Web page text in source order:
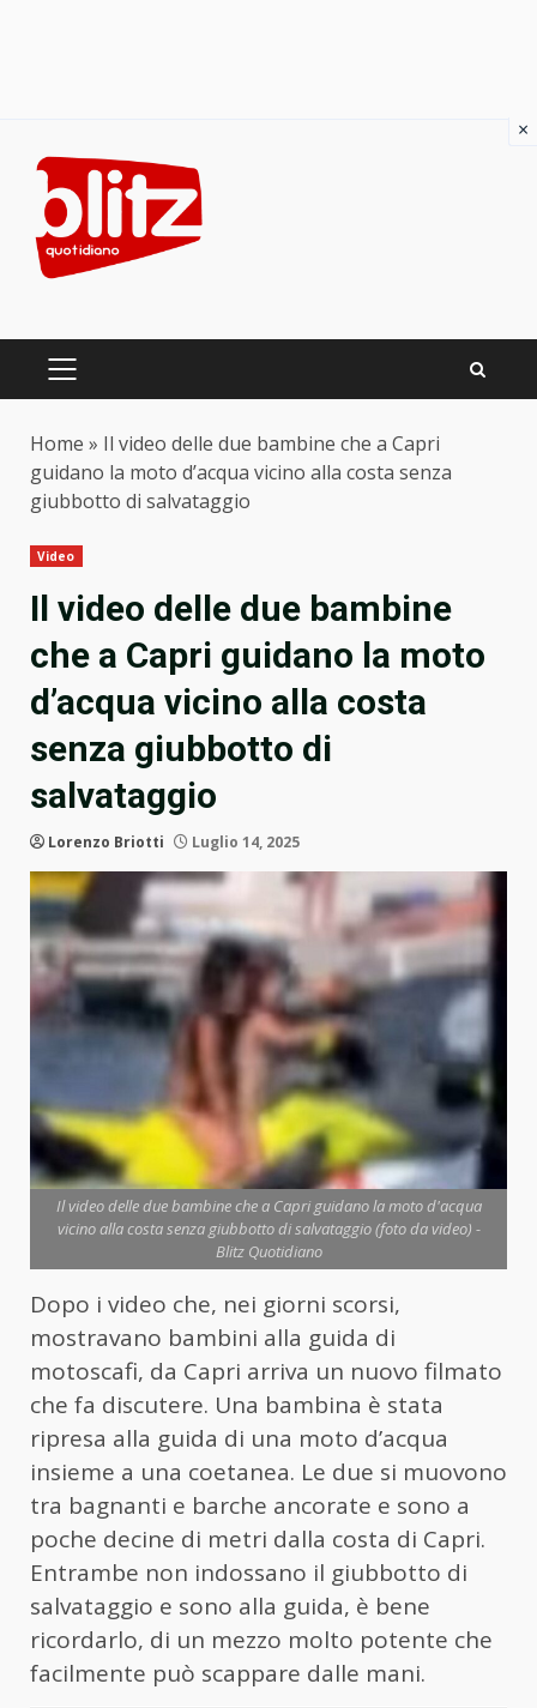
content
PRIMARY
Home » Il video delle due bambine che a Capri
guidano la moto d’acqua vicino alla costa senza
giubbotto di salvataggio
Video
Il video delle due bambine
che a Capri guidano la moto
d’acqua vicino alla costa
senza giubbotto di
salvataggio
Lorenzo Briotti Luglio 14, 2025
Il video delle due bambine che a Capri guidano la moto d'acqua
vicino alla costa senza giubbotto di salvataggio (foto da video) -
Blitz Quotidiano
Dopo i video che, nei giorni scorsi,
mostravano bambini alla guida di
motoscafi, da Capri arriva un nuovo filmato
che fa discutere. Una bambina è stata
ripresa alla guida di una moto d’acqua
insieme a una coetanea. Le due si muovono
tra bagnanti e barche ancorate e sono a
poche decine di metri dalla costa di Capri.
Entrambe non indossano il giubbotto di
salvataggio e sono alla guida, è bene
ricordarlo, di un mezzo molto potente che
facilmente può scappare dalle mani.
×